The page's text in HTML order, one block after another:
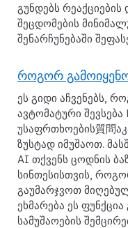
გუნდებს რეაქციების
შეცდომების
შენარჩუნებაში
როგორ
ეს გიდი აჩვენებს,
ავტომატური
უსაფრთხოების質問
ზუსტად იმუშაოთ.
AI თქვენს ცოდნის
სინთესისთვის,
გაუმარჯვოთ
ეხმარება ეს
სამუშაოების